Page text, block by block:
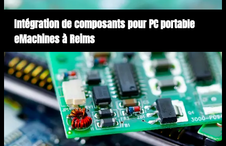
Intégration de composants pour PC portable
eMachines à Reims